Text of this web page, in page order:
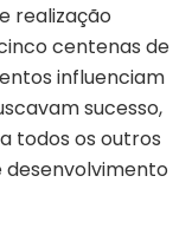
realização
centenas de
influenciam
sucesso,
todos os outros
desenvolvimento